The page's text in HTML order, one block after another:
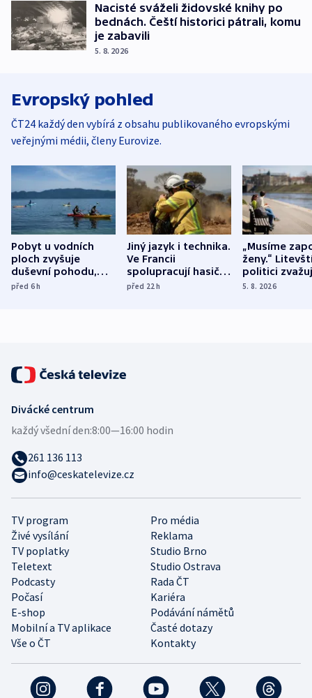
Nacisté sváželi židovské knihy po
bednách. Čeští historici pátrali, komu
je zabavili
5. 8. 2026
Evropský pohled
ČT24 každý den vybírá z obsahu publikovaného evropskými
veřejnými médii, členy Eurovize.
Pobyt u vodních
ploch zvyšuje
duševní pohodu,
ukázala
před 6h
Jiný jazyk i technika.
Ve Francii
spolupracují hasiči z
různých zemí
před 22h
„Musíme
ženy.“
politici
dohodu o
5. 8. 2026
TV program
Pro média
Živé vysílání
Reklama
TV poplatky
Studio Brno
Teletext
Studio Ostrava
Podcasty
Rada ČT
Počasí
Kariéra
E-shop
Podávání námětů
Mobilní a TV aplikace
Časté dotazy
Vše o ČT
Kontakty
Divácké centrum
každý všední den:8:00—16:00 hodin
261 136 113
info@ceskatelevize.cz